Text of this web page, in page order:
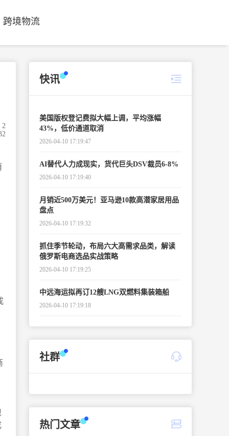
跨境物流
2
快讯
美国版权登记费拟大幅上调，平均涨幅
43%，低价通道取消
2026-04-10 17:19:47
AI替代人力成现实，货代巨头DSV裁员6-8%
2026-04-10 17:19:40
月销近500万美元！亚马逊10款高潜家居用品
盘点
2026-04-10 17:19:32
抓住季节轮动，布局六大高需求品类，解读
俄罗斯电商选品实战策略
2026-04-10 17:19:25
中远海运拟再订12艘LNG双燃料集装箱船
2026-04-10 17:19:18
社群
热门文章